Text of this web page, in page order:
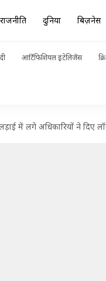
राजनीति दुनिया बिज़नेस
आर्टिफिशियल इंटेलिजेंस
में लगे अधिकारियों ने दिए